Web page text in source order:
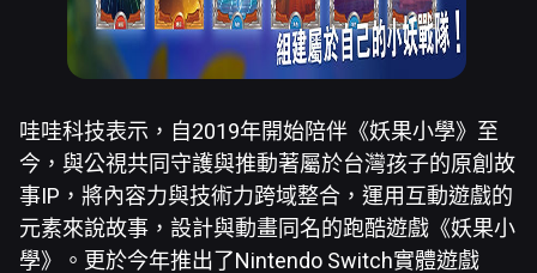
哇哇科技表示，自2019年開始陪伴《妖果小學》至
今，與公視共同守護與推動著屬於台灣孩子的原創故
事IP，將內容力與技術力跨域整合，運用互動遊戲的
元素來說故事，設計與動畫同名的跑酷遊戲《妖果小
學》。更於今年推出了Nintendo Switch實體遊戲